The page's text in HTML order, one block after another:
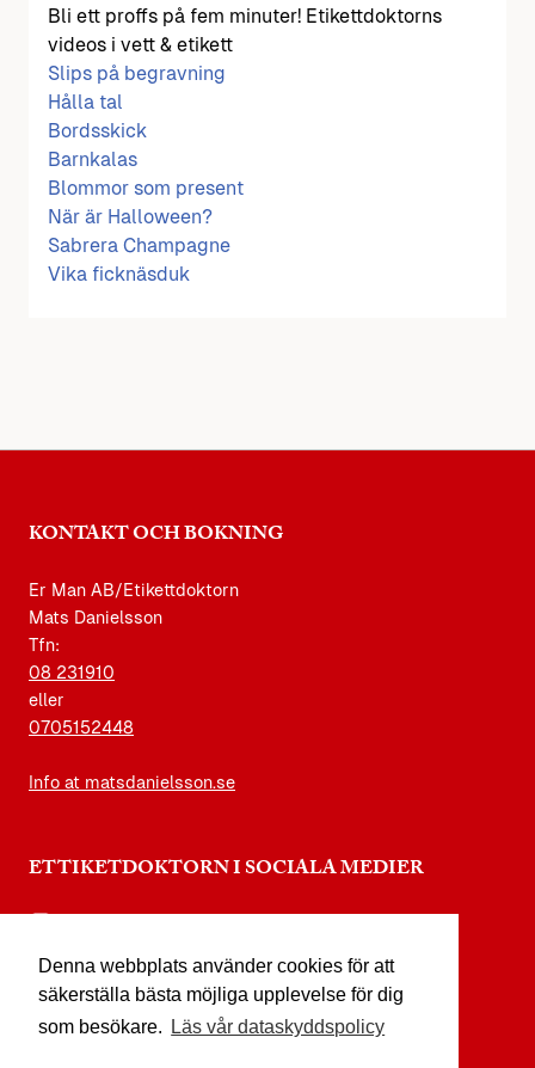
Denna webbplats använder cookies för att
säkerställa bästa möjliga upplevelse för dig
som besökare.
Läs vår dataskyddspolicy
Bli ett proffs på fem minuter! Etikettdoktorns
videos i vett & etikett
Slips på begravning
Hålla tal
Bordsskick
Barnkalas
Blommor som present
När är Halloween?
Sabrera Champagne
Vika ficknäsduk
KONTAKT OCH BOKNING
Er Man AB/Etikettdoktorn
Mats Danielsson
Tfn:
08 231910
eller
0705152448
Info at matsdanielsson.se
ETTIKETDOKTORN I SOCIALA MEDIER
facebook.com/etikettdoktorn
youtube.com/etikettdoktorn